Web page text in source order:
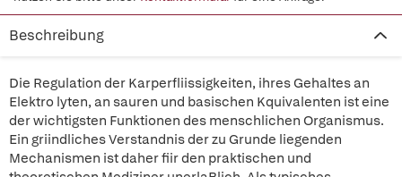
Beschreibung
Die Regulation der Karperfliissigkeiten, ihres Gehaltes an
Elektro lyten, an sauren und basischen Kquivalenten ist eine
der wichtigsten Funktionen des menschlichen Organismus.
Ein griindliches Verstandnis der zu Grunde liegenden
Mechanismen ist daher fiir den praktischen und